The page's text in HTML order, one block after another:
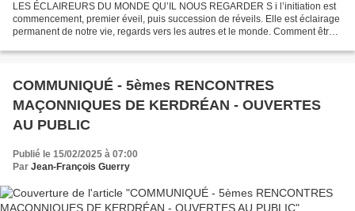
LES ÉCLAIREURS DU MONDE QU’IL NOUS REGARDER S i l’initiation est
commencement, premier éveil, puis succession de réveils. Elle est éclairage
permanent de notre vie, regards vers les autres et le monde. Comment être
COMMUNIQUÉ - 5èmes RENCONTRES
MAÇONNIQUES DE KERDRÉAN - OUVERTES
AU PUBLIC
Publié le 15/02/2025 à 07:00
Par Jean-François Guerry